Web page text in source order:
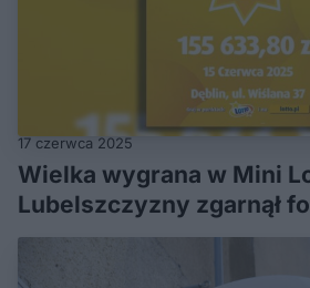
17 czerwca 2025
Wielka wygrana w Mini
Lubelszczyzny zgarnął